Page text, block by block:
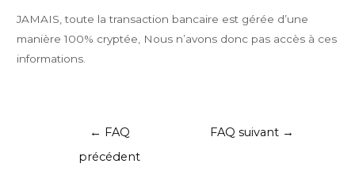
JAMAIS, toute la transaction bancaire est gérée d’une
manière 100% cryptée, Nous n’avons donc pas accès à ces
informations.
← FAQ
précédent
FAQ suivant →